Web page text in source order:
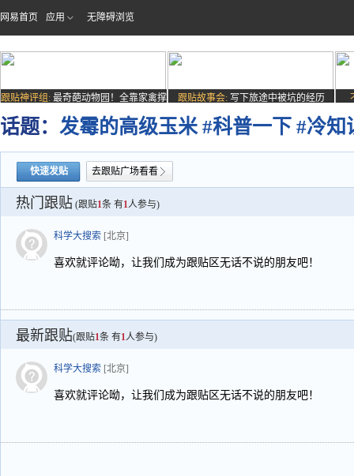
网易首页 应用 无障碍浏览
跟贴神评组: 最奇葩动物园！全靠家禽撑
场子
跟贴故事会: 写下旅途中被坑的经历
话题： 发霉的高级玉米 #科普一下 #冷知
快速发贴 去跟贴广场看看
热门跟贴 (跟贴1条 有1人参与)
科学大搜索 [北京]
喜欢就评论呦，让我们成为跟贴区无话不说的朋友吧！
最新跟贴(跟贴1条 有1人参与)
科学大搜索 [北京]
喜欢就评论呦，让我们成为跟贴区无话不说的朋友吧！